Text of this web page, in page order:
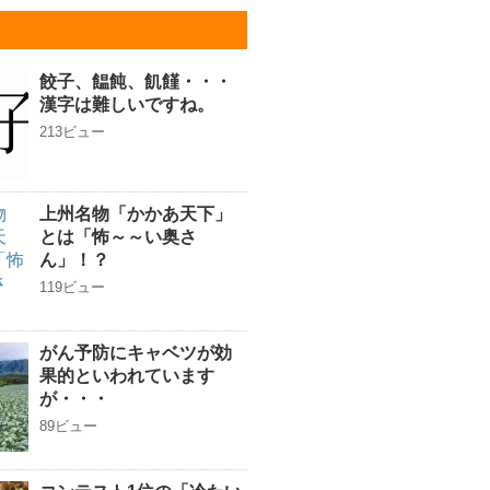
餃子、饂飩、飢饉・・・
漢字は難しいですね。
213ビュー
上州名物「かかあ天下」
とは「怖～～い奥さ
ん」！？
119ビュー
がん予防にキャベツが効
果的といわれています
が・・・
89ビュー